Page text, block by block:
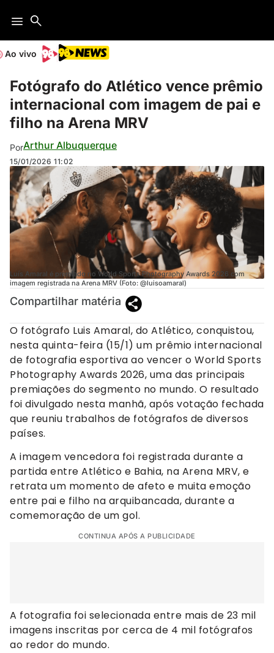
Ao vivo
Fotógrafo do Atlético vence prêmio
internacional com imagem de pai e
filho na Arena MRV
PorArthur Albuquerque
15/01/2026 11:02
Luís Amaral é premiado no World Sports Photography Awards 2026 com
imagem registrada na Arena MRV (Foto: @luisoamaral)
Compartilhar matéria
O fotógrafo Luis Amaral, do Atlético, conquistou,
nesta quinta-feira (15/1) um prêmio internacional
de fotografia esportiva ao vencer o World Sports
Photography Awards 2026, uma das principais
premiações do segmento no mundo. O resultado
foi divulgado nesta manhã, após votação fechada
que reuniu trabalhos de fotógrafos de diversos
países.
A imagem vencedora foi registrada durante a
partida entre Atlético e Bahia, na Arena MRV, e
retrata um momento de afeto e muita emoção
entre pai e filho na arquibancada, durante a
comemoração de um gol.
CONTINUA APÓS A PUBLICIDADE
A fotografia foi selecionada entre mais de 23 mil
imagens inscritas por cerca de 4 mil fotógrafos
ao redor do mundo.